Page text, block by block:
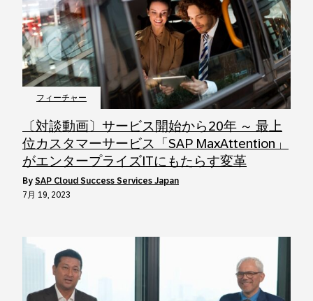
フィーチャー
〔対談動画〕サービス開始から20年 ～ 最上
位カスタマーサービス「SAP MaxAttention」
がエンタープライズITにもたらす変革
by SAP Cloud Success Services Japan
7月 19, 2023